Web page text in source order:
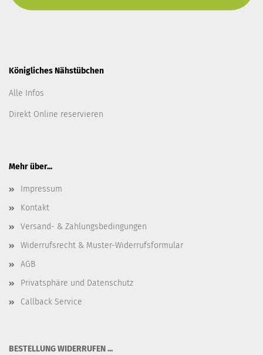
Königliches Nähstübchen
Alle Infos
Direkt Online reservieren
Mehr über...
Impressum
Kontakt
Versand- & Zahlungsbedingungen
Widerrufsrecht & Muster-Widerrufsformular
AGB
Privatsphäre und Datenschutz
Callback Service
BESTELLUNG WIDERRUFEN ...